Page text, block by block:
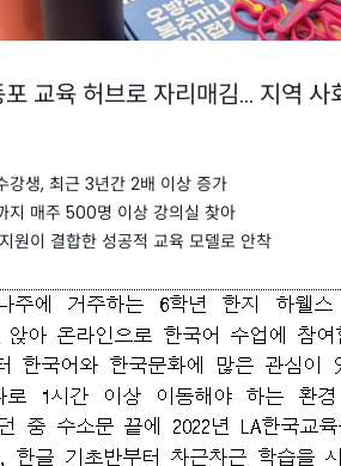
교육 허브로 자리매김... 지역
강생, 최근 3년간 2배 이상 증가
지 매주 500명 이상 강의실 찾아
원이 결합한 성공적 교육 모델로 안착